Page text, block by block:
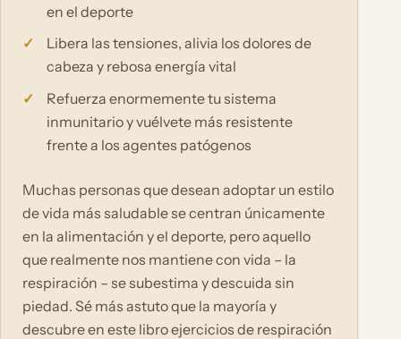
en el deporte
Libera las tensiones, alivia los dolores de
cabeza y rebosa energía vital
Refuerza enormemente tu sistema
inmunitario y vuélvete más resistente
frente a los agentes patógenos
Muchas personas que desean adoptar un estilo
de vida más saludable se centran únicamente
en la alimentación y el deporte, pero aquello
que realmente nos mantiene con vida – la
respiración – se subestima y descuida sin
piedad. Sé más astuto que la mayoría y
descubre en este libro ejercicios de respiración